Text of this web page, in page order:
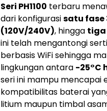
Seri PH1100 terbaru
dari konfigurasisatu fase
(120V/240V), hingga tiga
ini telah mengantongi
berbasis WiFi sehingga
lingkungan antara -25°C
seri ini mampu mencapai
kompatibilitas baterai
litium maupun timbal